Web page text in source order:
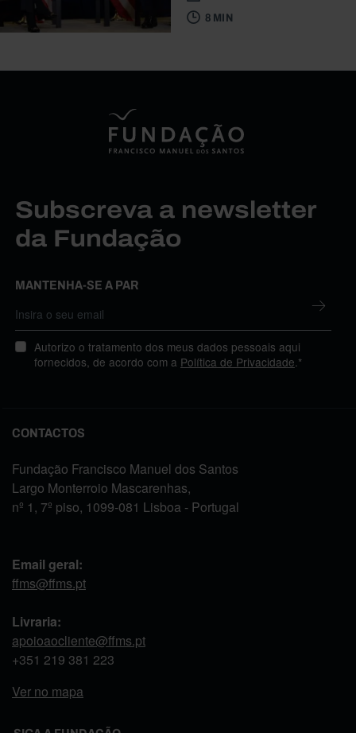
8 MIN
Subscreva a newsletter
da Fundação
MANTENHA-SE A PAR
Autorizo o tratamento dos meus dados pessoais aqui
fornecidos, de acordo com a Política de Privacidade .*
CONTACTOS
Fundação Francisco Manuel dos Santos
Largo Monterroio Mascarenhas,
nº 1, 7º piso, 1099-081 Lisboa - Portugal
Email geral:
ffms@ffms.pt
Livraria:
apoioaocliente@ffms.pt
+351 219 381 223
Ver no mapa